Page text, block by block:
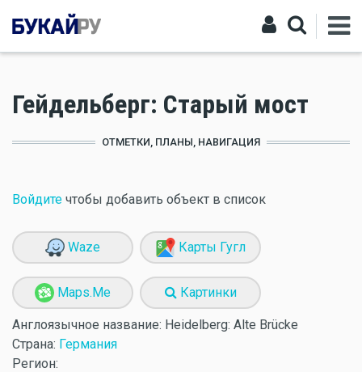
Гейдельберг: Старый мост
ОТМЕТКИ, ПЛАНЫ, НАВИГАЦИЯ
Войдите чтобы добавить объект в список
Waze Карты Гугл
Maps.Me Картинки
Англоязычное название: Heidelberg: Alte Brücke
Страна: Германия
Регион: